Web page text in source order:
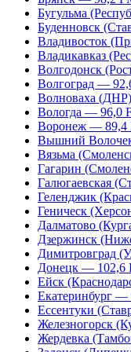
Бугульма
Буденновск
Владивосток
Владикавказ
Волгодонск
Волгоград —
Волноваха
Вологда — 96,0
Воронеж — 89,4
Вышний
Вязьма
Гагарин
Галюгаевская
Геленджик
Геническ
Далматово
Дзержинск
Димитровград
Донецк — 102,6
Ейск
Екатеринбург —
Ессентуки
Железногорск
Жердевка